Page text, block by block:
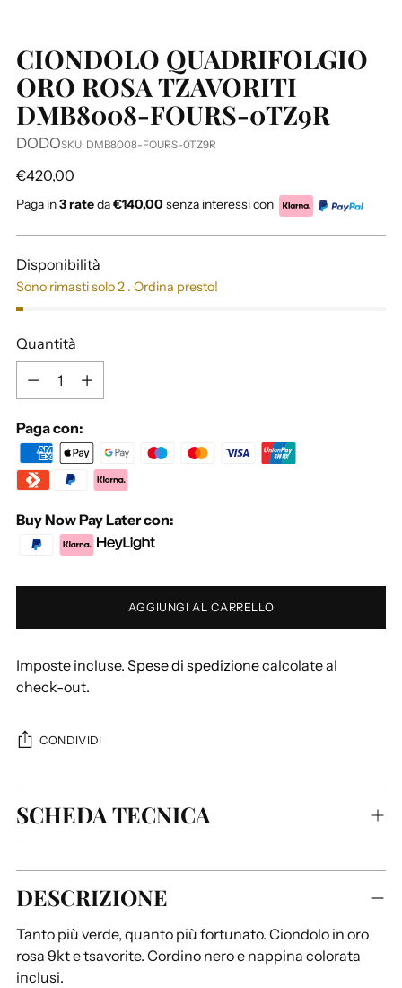
CIONDOLO QUADRIFOLGIO
ORO ROSA TZAVORITI
DMB8008-FOURS-0TZ9R
DODOSKU: DMB8008-FOURS-0TZ9R
Prezzo
di
€420,00
Paga in3 rateda€140,00 senza interessi con
Disponibilità
Sono rimasti solo 2 . Ordina presto!
Quantità
Quantità
Paga con:
Buy Now Pay Later con:
AGGIUNGI AL CARRELLO
Imposte incluse. Spese di spedizionecalcolate al
check-out.
CONDIVIDI
SCHEDA TECNICA
un
al
carrello...
DESCRIZIONE
Tanto più verde, quanto più fortunato. Ciondolo in oro
rosa 9kt e tsavorite. Cordino nero e nappina colorata
inclusi.